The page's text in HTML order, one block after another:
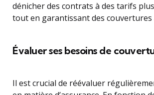
dénicher des contrats à des tarifs
tout en garantissant des couvertures
Évaluer ses besoins de
Il est crucial de réévaluer